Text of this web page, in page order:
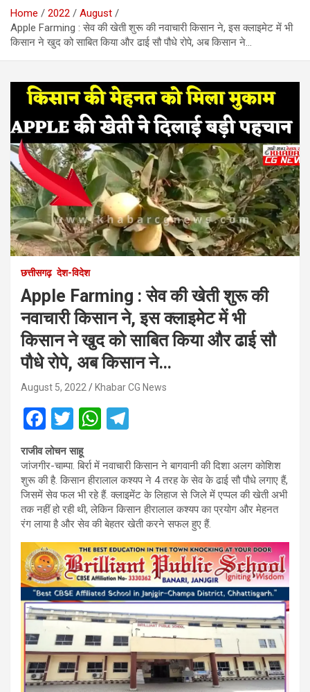
Home 2022
August
Apple Farming : सेव की खेती शुरू की नवाचारी किसान ने, इस क्लाइमेट में भी
किसान ने खुद को साबित किया और ढाई सौ पौधे रोपे, अब किसान ने…
छत्तीसगढ़ देश-विदेश
Apple Farming : सेव की खेती शुरू की
नवाचारी किसान ने, इस क्लाइमेट में भी
किसान ने खुद को साबित किया और ढाई सौ
पौधे रोपे, अब किसान ने…
August 5, 2022 Khabar CG News
F
a
ce
b
o
o
k
T
wi
tt
er
W
at
s
A
p
p
e
gr
a
m
राजीव लोचन साहू
जांजगीर-चाम्पा. बिर्रा में नवाचारी किसान ने बागवानी की दिशा अलग कोशिश
शुरू की है. किसान हीरालाल कश्यप ने 4 तरह के सेव के ढाई सौ पौधे लगाए हैं,
जिसमें सेव फल भी रहे हैं. क्लाइमेंट के लिहाज से जिले में एप्पल की खेती अभी
तक नहीं हो रही थी, लेकिन किसान हीरालाल कश्यप का प्रयोग और मेहनत
रंग लाया है और सेव की बेहतर खेती करने सफल हुए हैं.